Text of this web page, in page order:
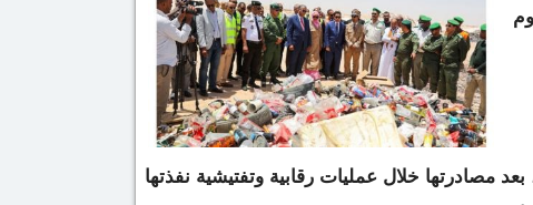
مصادرتها خلال عمليات رقابية وتفتيشية نفذتها